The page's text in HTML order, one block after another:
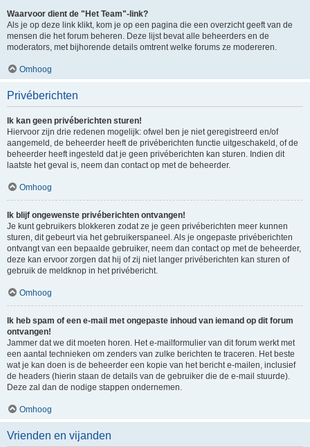
Waarvoor dient de "Het Team"-link?
Als je op deze link klikt, kom je op een pagina die een overzicht geeft van de
mensen die het forum beheren. Deze lijst bevat alle beheerders en de
moderators, met bijhorende details omtrent welke forums ze modereren.
Omhoog
Privéberichten
Ik kan geen privéberichten sturen!
Hiervoor zijn drie redenen mogelijk: ofwel ben je niet geregistreerd en/of
aangemeld, de beheerder heeft de privéberichten functie uitgeschakeld, of de
beheerder heeft ingesteld dat je geen privéberichten kan sturen. Indien dit
laatste het geval is, neem dan contact op met de beheerder.
Omhoog
Ik blijf ongewenste privéberichten ontvangen!
Je kunt gebruikers blokkeren zodat ze je geen privéberichten meer kunnen
sturen, dit gebeurt via het gebruikerspaneel. Als je ongepaste privéberichten
ontvangt van een bepaalde gebruiker, neem dan contact op met de beheerder,
deze kan ervoor zorgen dat hij of zij niet langer privéberichten kan sturen of
gebruik de meldknop in het privébericht.
Omhoog
Ik heb spam of een e-mail met ongepaste inhoud van iemand op dit forum
ontvangen!
Jammer dat we dit moeten horen. Het e-mailformulier van dit forum werkt met
een aantal technieken om zenders van zulke berichten te traceren. Het beste
wat je kan doen is de beheerder een kopie van het bericht e-mailen, inclusief
de headers (hierin staan de details van de gebruiker die de e-mail stuurde).
Deze zal dan de nodige stappen ondernemen.
Omhoog
Vrienden en vijanden